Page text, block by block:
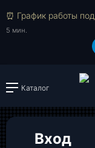
⏰ График работы
5 мин.
Каталог
Вход